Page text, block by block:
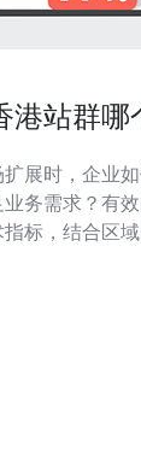
港站群哪
展时，企业
务需求？有
标，结合区
务需求与流量